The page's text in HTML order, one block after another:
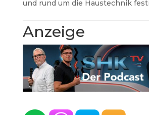
und rund um die Haustechnik
Anzeige